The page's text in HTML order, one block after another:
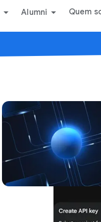
Alumni Quem